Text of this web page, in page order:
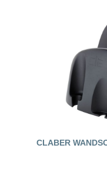
CLABER